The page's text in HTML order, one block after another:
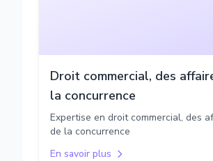
Droit commercial, des
la concurrence
Expertise en droit commercial, des
de la concurrence
En savoir plus